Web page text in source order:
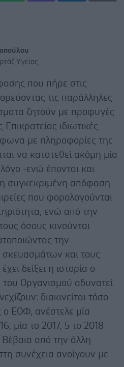
Υγείας
που πήρε στις
τις παράλληλες
ζητούν με προφυγές
ιδιωτικές
με πληροφορίες της
να κατατεθεί ακόμη μία
-ενώ έπονται και
συγκεκριμένη απόφαση
που φορολογούνται
ενώ από την
όσους κινούνται
την
και τους
δείξει η ιστορία ο
του Οργανισμού αδυνατεί
διακινείται τόσο
ΕΟΦ, ανέστελε μία
μία το 2017, 5 το 2018
Βέβαια από την άλλη
συνέχεια ανοίγουν με